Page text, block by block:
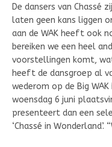
De dansers van Chassé
laten geen kans liggen
aan de WAK heeft ook
bereiken we een heel
voorstellingen komt,
heeft de dansgroep al
wederom op de Big
woensdag 6 juni
presenteert dan een
‘Chassé in